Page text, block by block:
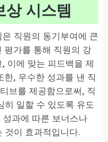
상 시스템
직원의 동기부여에 큰
평가를 통해 직원의 강
이에 맞는 피드백을 제
한, 우수한 성과를 낸 직
브를 제공함으로써, 직
히 일할 수 있도록 유도
과에 따른 보너스나
것이 효과적입니다.